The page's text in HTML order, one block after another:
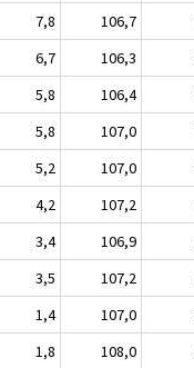
7,8 106,7
6,7 106,3
5,8 106,4
5,8 107,0
5,2 107,0
4,2 107,2
3,4 106,9
3,5 107,2
1,4 107,0
1,8 108,0